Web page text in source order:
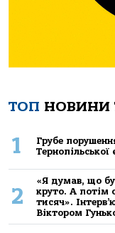
ТОП НОВИНИ
1
Грубе
2
«Я думав, що
круто. А потім
тисяч».
Віктором